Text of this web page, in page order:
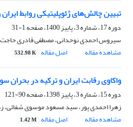
تبیین چالش‌های ژئوپلیتیکی روابط
دوره 17، شماره 3، پاییز 1400، صفحه
1-31
سیروس احمدی نوحدانی، مصطفی قادری
مشاهده مقاله
اصل مقاله 532.98 K
واکاوی رقابت ایران و ترکیه در بحران
دوره 15، شماره 3، پاییز 1398، صفحه
90-121
زهرا احمدی پور، سید مسعود موسوی شفائی،
مشاهده مقاله
اصل مقاله 1.42 M